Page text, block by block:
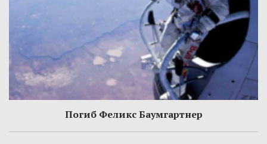
Погиб Феликс Баумгартнер